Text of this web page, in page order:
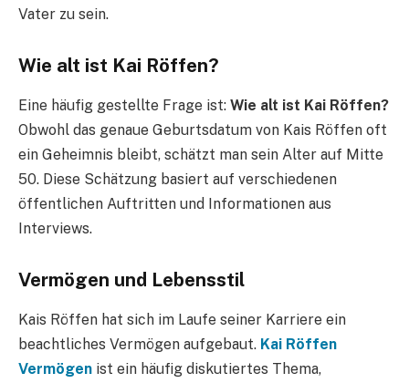
Vater zu sein.
Wie alt ist Kai Röffen?
Eine häufig gestellte Frage ist: Wie alt ist Kai Röffen?
Obwohl das genaue Geburtsdatum von Kais Röffen oft
ein Geheimnis bleibt, schätzt man sein Alter auf Mitte
50. Diese Schätzung basiert auf verschiedenen
öffentlichen Auftritten und Informationen aus
Interviews.
Vermögen und Lebensstil
Kais Röffen hat sich im Laufe seiner Karriere ein
beachtliches Vermögen aufgebaut. Kai Röffen
Vermögen ist ein häufig diskutiertes Thema,